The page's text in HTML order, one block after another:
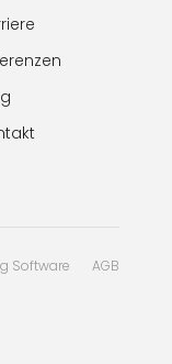
Software AGB